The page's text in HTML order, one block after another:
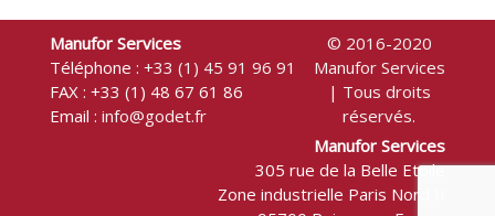
Manufor Services
Téléphone : +33 (1) 45 91 96 91
FAX : +33 (1) 48 67 61 86
Email : info@godet.fr
Manufor Services
305 rue de la Belle Etoile
Zone industrielle Paris Nord II
© 2016-2020
Manufor Services
| Tous droits
réservés.